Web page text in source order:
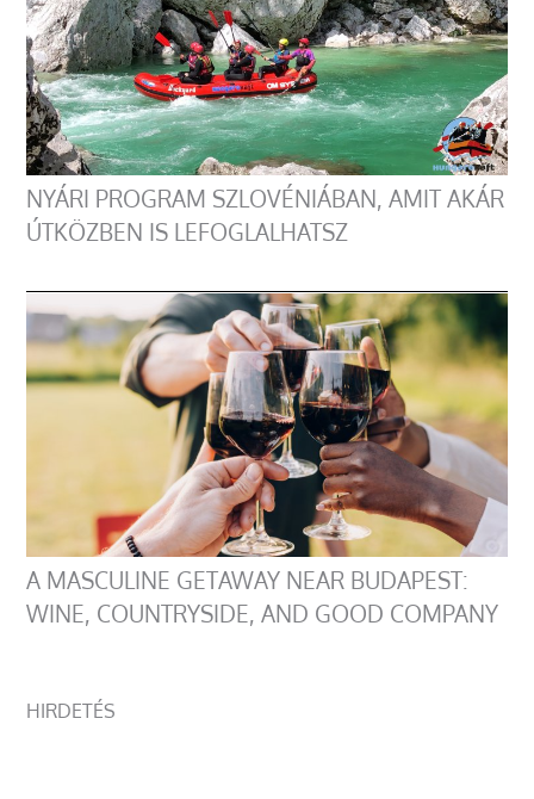
NYÁRI PROGRAM SZLOVÉNIÁBAN, AMIT AKÁR
ÚTKÖZBEN IS LEFOGLALHATSZ
A MASCULINE GETAWAY NEAR BUDAPEST:
WINE, COUNTRYSIDE, AND GOOD COMPANY
HIRDETÉS